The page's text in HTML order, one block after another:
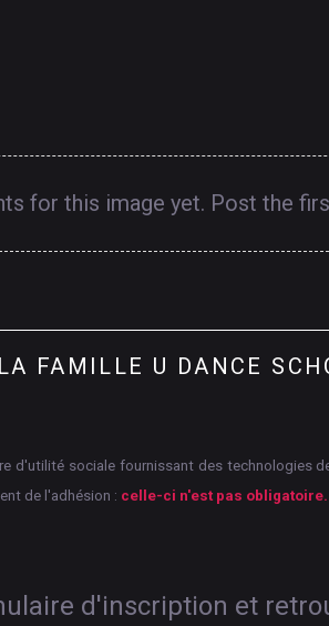
for this image yet. Post the
LA FAMILLE U DANCE
d'utilité sociale fournissant des technologies
de l'adhésion : celle-ci n'est pas obligatoire.
d'inscription et